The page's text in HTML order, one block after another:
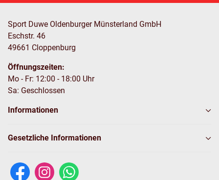
Sport Duwe Oldenburger Münsterland GmbH
Eschstr. 46
49661 Cloppenburg
Öffnungszeiten:
Mo - Fr: 12:00 - 18:00 Uhr
Sa: Geschlossen
Informationen
Gesetzliche Informationen